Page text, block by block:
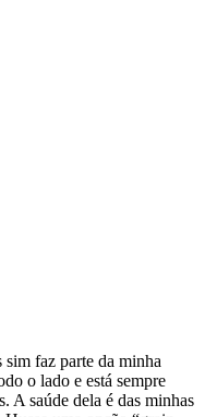
sim faz parte da minha
o lado e está sempre
A saúde dela é das minhas